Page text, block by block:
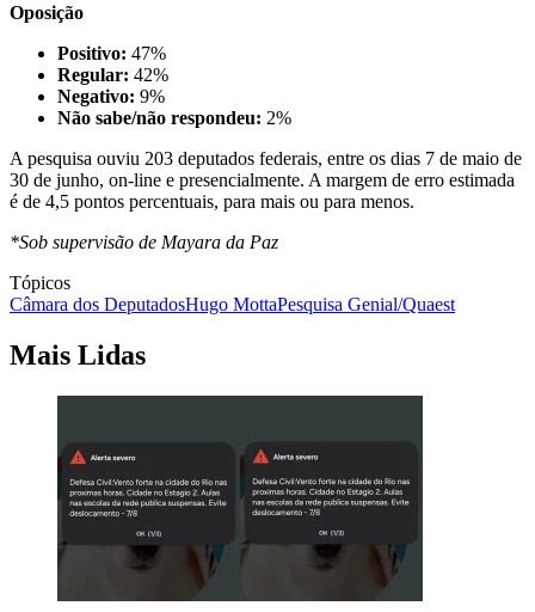
Oposição
Positivo: 47%
Regular: 42%
Negativo: 9%
Não sabe/não respondeu: 2%
A pesquisa ouviu 203 deputados federais, entre os dias 7 de maio de
30 de junho, on-line e presencialmente. A margem de erro estimada
é de 4,5 pontos percentuais, para mais ou para menos.
*Sob supervisão de Mayara da Paz
Tópicos
Câmara dos DeputadosHugo MottaPesquisa Genial/Quaest
Mais Lidas